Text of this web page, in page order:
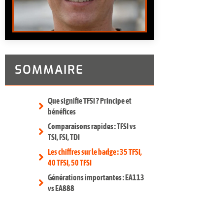
SOMMAIRE
Que signifie TFSI ? Principe et
bénéfices
Comparaisons rapides : TFSI vs
TSI, FSI, TDI
Les chiffres sur le badge : 35 TFSI,
40 TFSI, 50 TFSI
Générations importantes : EA113
vs EA888